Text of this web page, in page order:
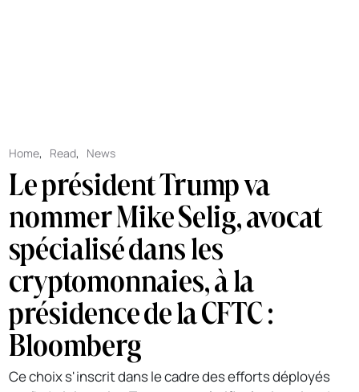
Home, Read, News
Le président Trump va
nommer Mike Selig, avocat
spécialisé dans les
cryptomonnaies, à la
présidence de la CFTC :
Bloomberg
Ce choix s'inscrit dans le cadre des efforts déployés